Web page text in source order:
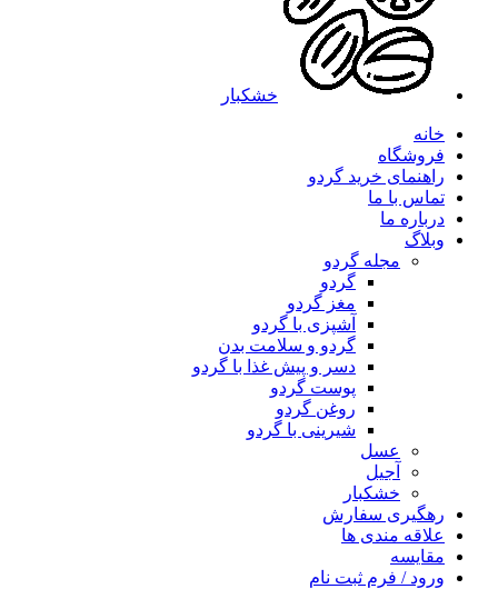
خشکبار
خانه
فروشگاه
راهنمای خرید گردو
تماس با ما
درباره ما
وبلاگ
مجله گردو
گردو
مغز گردو
آشپزی با گردو
گردو و سلامت بدن
دسر و پیش غذا با گردو
پوست گردو
روغن گردو
شیرینی با گردو
عسل
آجیل
خشکبار
رهگیری سفارش
علاقه مندی ها
مقایسه
ورود / فرم ثبت نام